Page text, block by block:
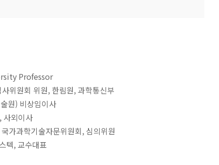
Professor
위원회 위원, 한림원, 과학통신부
원) 비상임이사
사외이사
가과학기술자문위원회, 심의위원
텍, 교수대표